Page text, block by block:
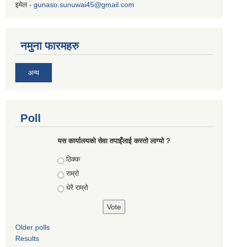
इमेल - gunaso.sunuwai45@gmail.com
नमुना फारमहरु
अन्य
Poll
यस कार्यालयको सेवा तपाइँलाई कस्तो लाग्यो ?
Choices
ठिक्क
राम्रो
धेरै राम्रो
Older polls
Results